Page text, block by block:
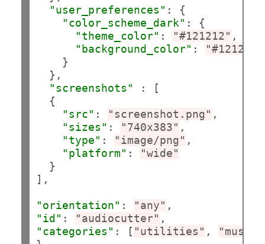
"user_preferences" : {
"color_scheme_dark" : {
"theme_color" : "#121212" ,
"background_color" :
"#121212"
    }
  },
"screenshots"
: [
  {
"src" : "screenshot.png" ,
"sizes" : "740x383" ,
"type" : "image/png" ,
"platform" :
"wide"
  }
],
"orientation" : "any"
"id" : "audiocutter"
"categories" : [ "utilities" , "music"